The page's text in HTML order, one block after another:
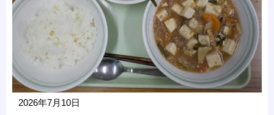
2026年7月10日